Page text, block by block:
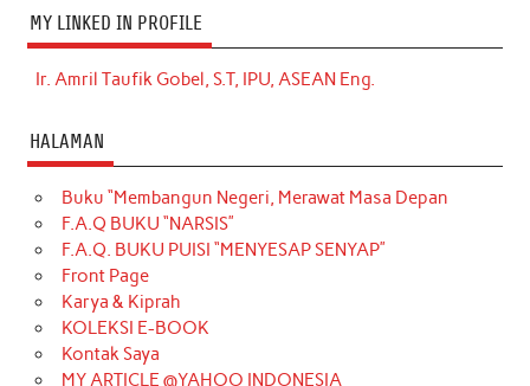
MY LINKED IN PROFILE
Ir. Amril Taufik Gobel, S.T, IPU, ASEAN Eng.
HALAMAN
Buku “Membangun Negeri, Merawat Masa Depan
F.A.Q BUKU “NARSIS”
F.A.Q. BUKU PUISI “MENYESAP SENYAP”
Front Page
Karya & Kiprah
KOLEKSI E-BOOK
Kontak Saya
MY ARTICLE @YAHOO INDONESIA